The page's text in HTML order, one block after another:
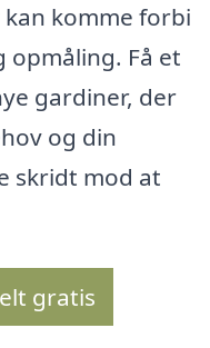
komme forbi
Få et
gardiner, der
og din
skridt mod at
gratis